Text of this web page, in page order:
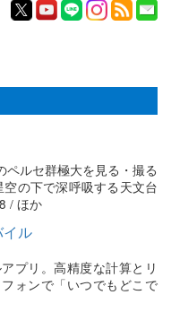
ペルセ群極大を見る・撮る
の下で深呼吸する天文台
/ ほか
ル
プリ。高精度な計算とリ
ォンで「いつでもどこで